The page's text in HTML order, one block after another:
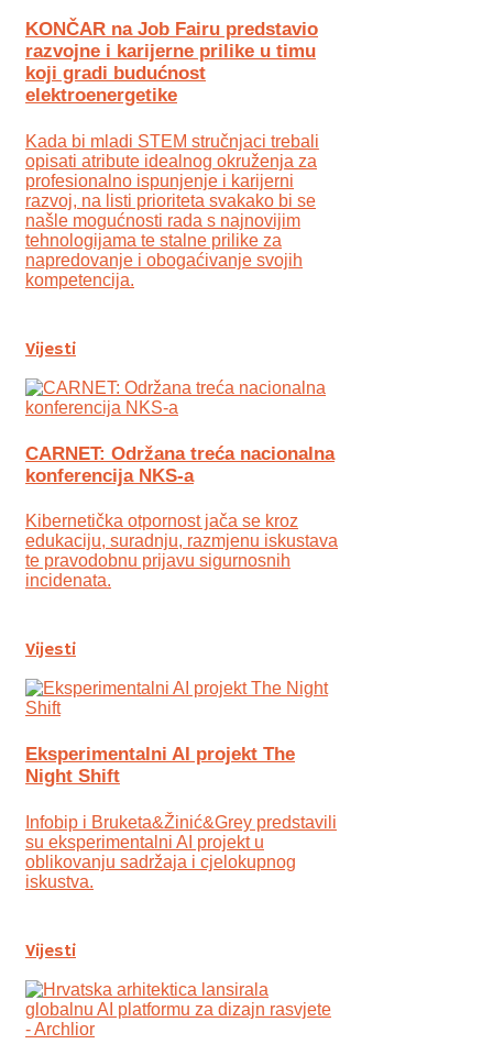
KONČAR na Job Fairu predstavio
razvojne i karijerne prilike u timu
koji gradi budućnost
elektroenergetike
Kada bi mladi STEM stručnjaci trebali
opisati atribute idealnog okruženja za
profesionalno ispunjenje i karijerni
razvoj, na listi prioriteta svakako bi se
našle mogućnosti rada s najnovijim
tehnologijama te stalne prilike za
napredovanje i obogaćivanje svojih
kompetencija.
Vijesti
CARNET: Održana treća nacionalna
konferencija NKS-a
Kibernetička otpornost jača se kroz
edukaciju, suradnju, razmjenu iskustava
te pravodobnu prijavu sigurnosnih
incidenata.
Vijesti
Eksperimentalni AI projekt The
Night Shift
Infobip i Bruketa&Žinić&Grey predstavili
su eksperimentalni AI projekt u
oblikovanju sadržaja i cjelokupnog
iskustva.
Vijesti